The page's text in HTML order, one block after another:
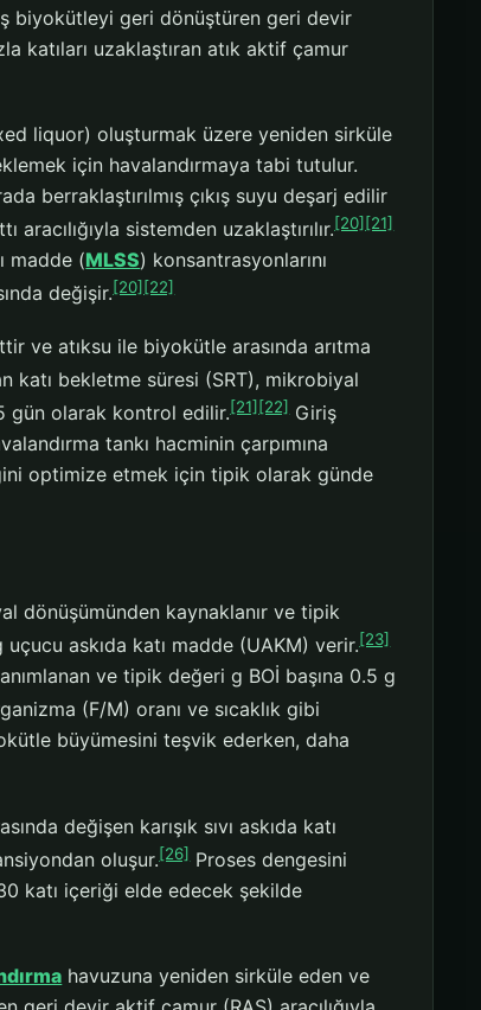
biyokütleyi geri dönüştüren geri devir
uzaklaştıran atık aktif çamur
liquor) oluşturmak üzere yeniden sirküle
için havalandırmaya tabi tutulur.
berraklaştırılmış çıkış suyu deşarj edilir
sistemden uzaklaştırılır.[20] [21]
madde (MLSS) konsantrasyonlarını
değişir.[20] [22]
ve atıksu ile biyokütle arasında arıtma
katı bekletme süresi (SRT), mikrobiyal
gün olarak kontrol edilir.[21] [22] Giriş
tankı hacminin çarpımına
optimize etmek için tipik olarak günde
dönüşümünden kaynaklanır ve tipik
askıda katı madde (UAKM) verir.[23]
ve tipik değeri g BOİ başına 0.5 g
(F/M) oranı ve sıcaklık gibi
büyümesini teşvik ederken, daha
değişen karışık sıvı askıda katı
oluşur.[26]Proses dengesini
katı içeriği elde edecek şekilde
havuzuna yeniden sirküle eden ve